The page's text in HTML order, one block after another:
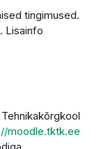
tingimused.
Lisainfo
moodle.tktk.ee